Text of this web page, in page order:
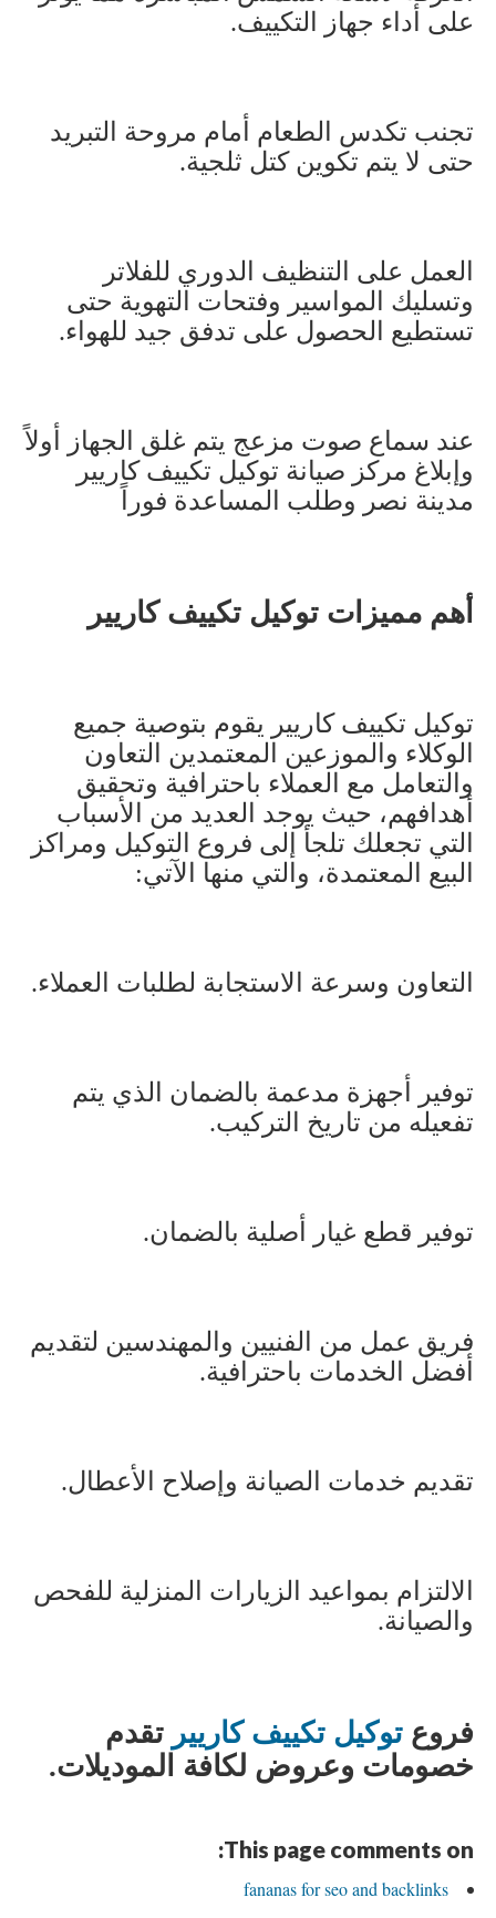
على أداء جهاز التكييف.
تجنب تكدس الطعام أمام مروحة التبريد
حتى لا يتم تكوين كتل ثلجية.
العمل على التنظيف الدوري للفلاتر
وتسليك المواسير وفتحات التهوية حتى
تستطيع الحصول على تدفق جيد للهواء.
عند سماع صوت مزعج يتم غلق الجهاز أولاً
وإبلاغ مركز صيانة توكيل تكييف كاريير
مدينة نصر وطلب المساعدة فوراً
أهم مميزات توكيل تكييف كاريير
توكيل تكييف كاريير يقوم بتوصية جميع
الوكلاء والموزعين المعتمدين التعاون
والتعامل مع العملاء باحترافية وتحقيق
أهدافهم، حيث يوجد العديد من الأسباب
التي تجعلك تلجأ إلى فروع التوكيل ومراكز
البيع المعتمدة، والتي منها الآتي:
التعاون وسرعة الاستجابة لطلبات العملاء.
توفير أجهزة مدعمة بالضمان الذي يتم
تفعيله من تاريخ التركيب.
توفير قطع غيار أصلية بالضمان.
فريق عمل من الفنيين والمهندسين لتقديم
أفضل الخدمات باحترافية.
تقديم خدمات الصيانة وإصلاح الأعطال.
الالتزام بمواعيد الزيارات المنزلية للفحص
والصيانة.
فروع توكيل تكييف كاريير تقدم
خصومات وعروض لكافة الموديلات.
This page comments on:
fananas for seo and backlinks